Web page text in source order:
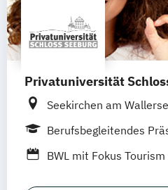
Privatuniversität
Seekirchen am
Innsbruck Graz Linz
Berufsbegleitendes
Duales Studium
BWL mit Fokus